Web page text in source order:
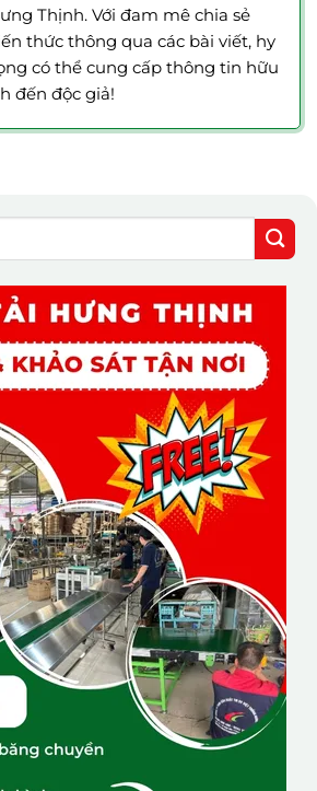
Thịnh. Với đam mê chia sẻ
thức thông qua các bài viết, hy
có thể cung cấp thông tin hữu
đến độc giả!